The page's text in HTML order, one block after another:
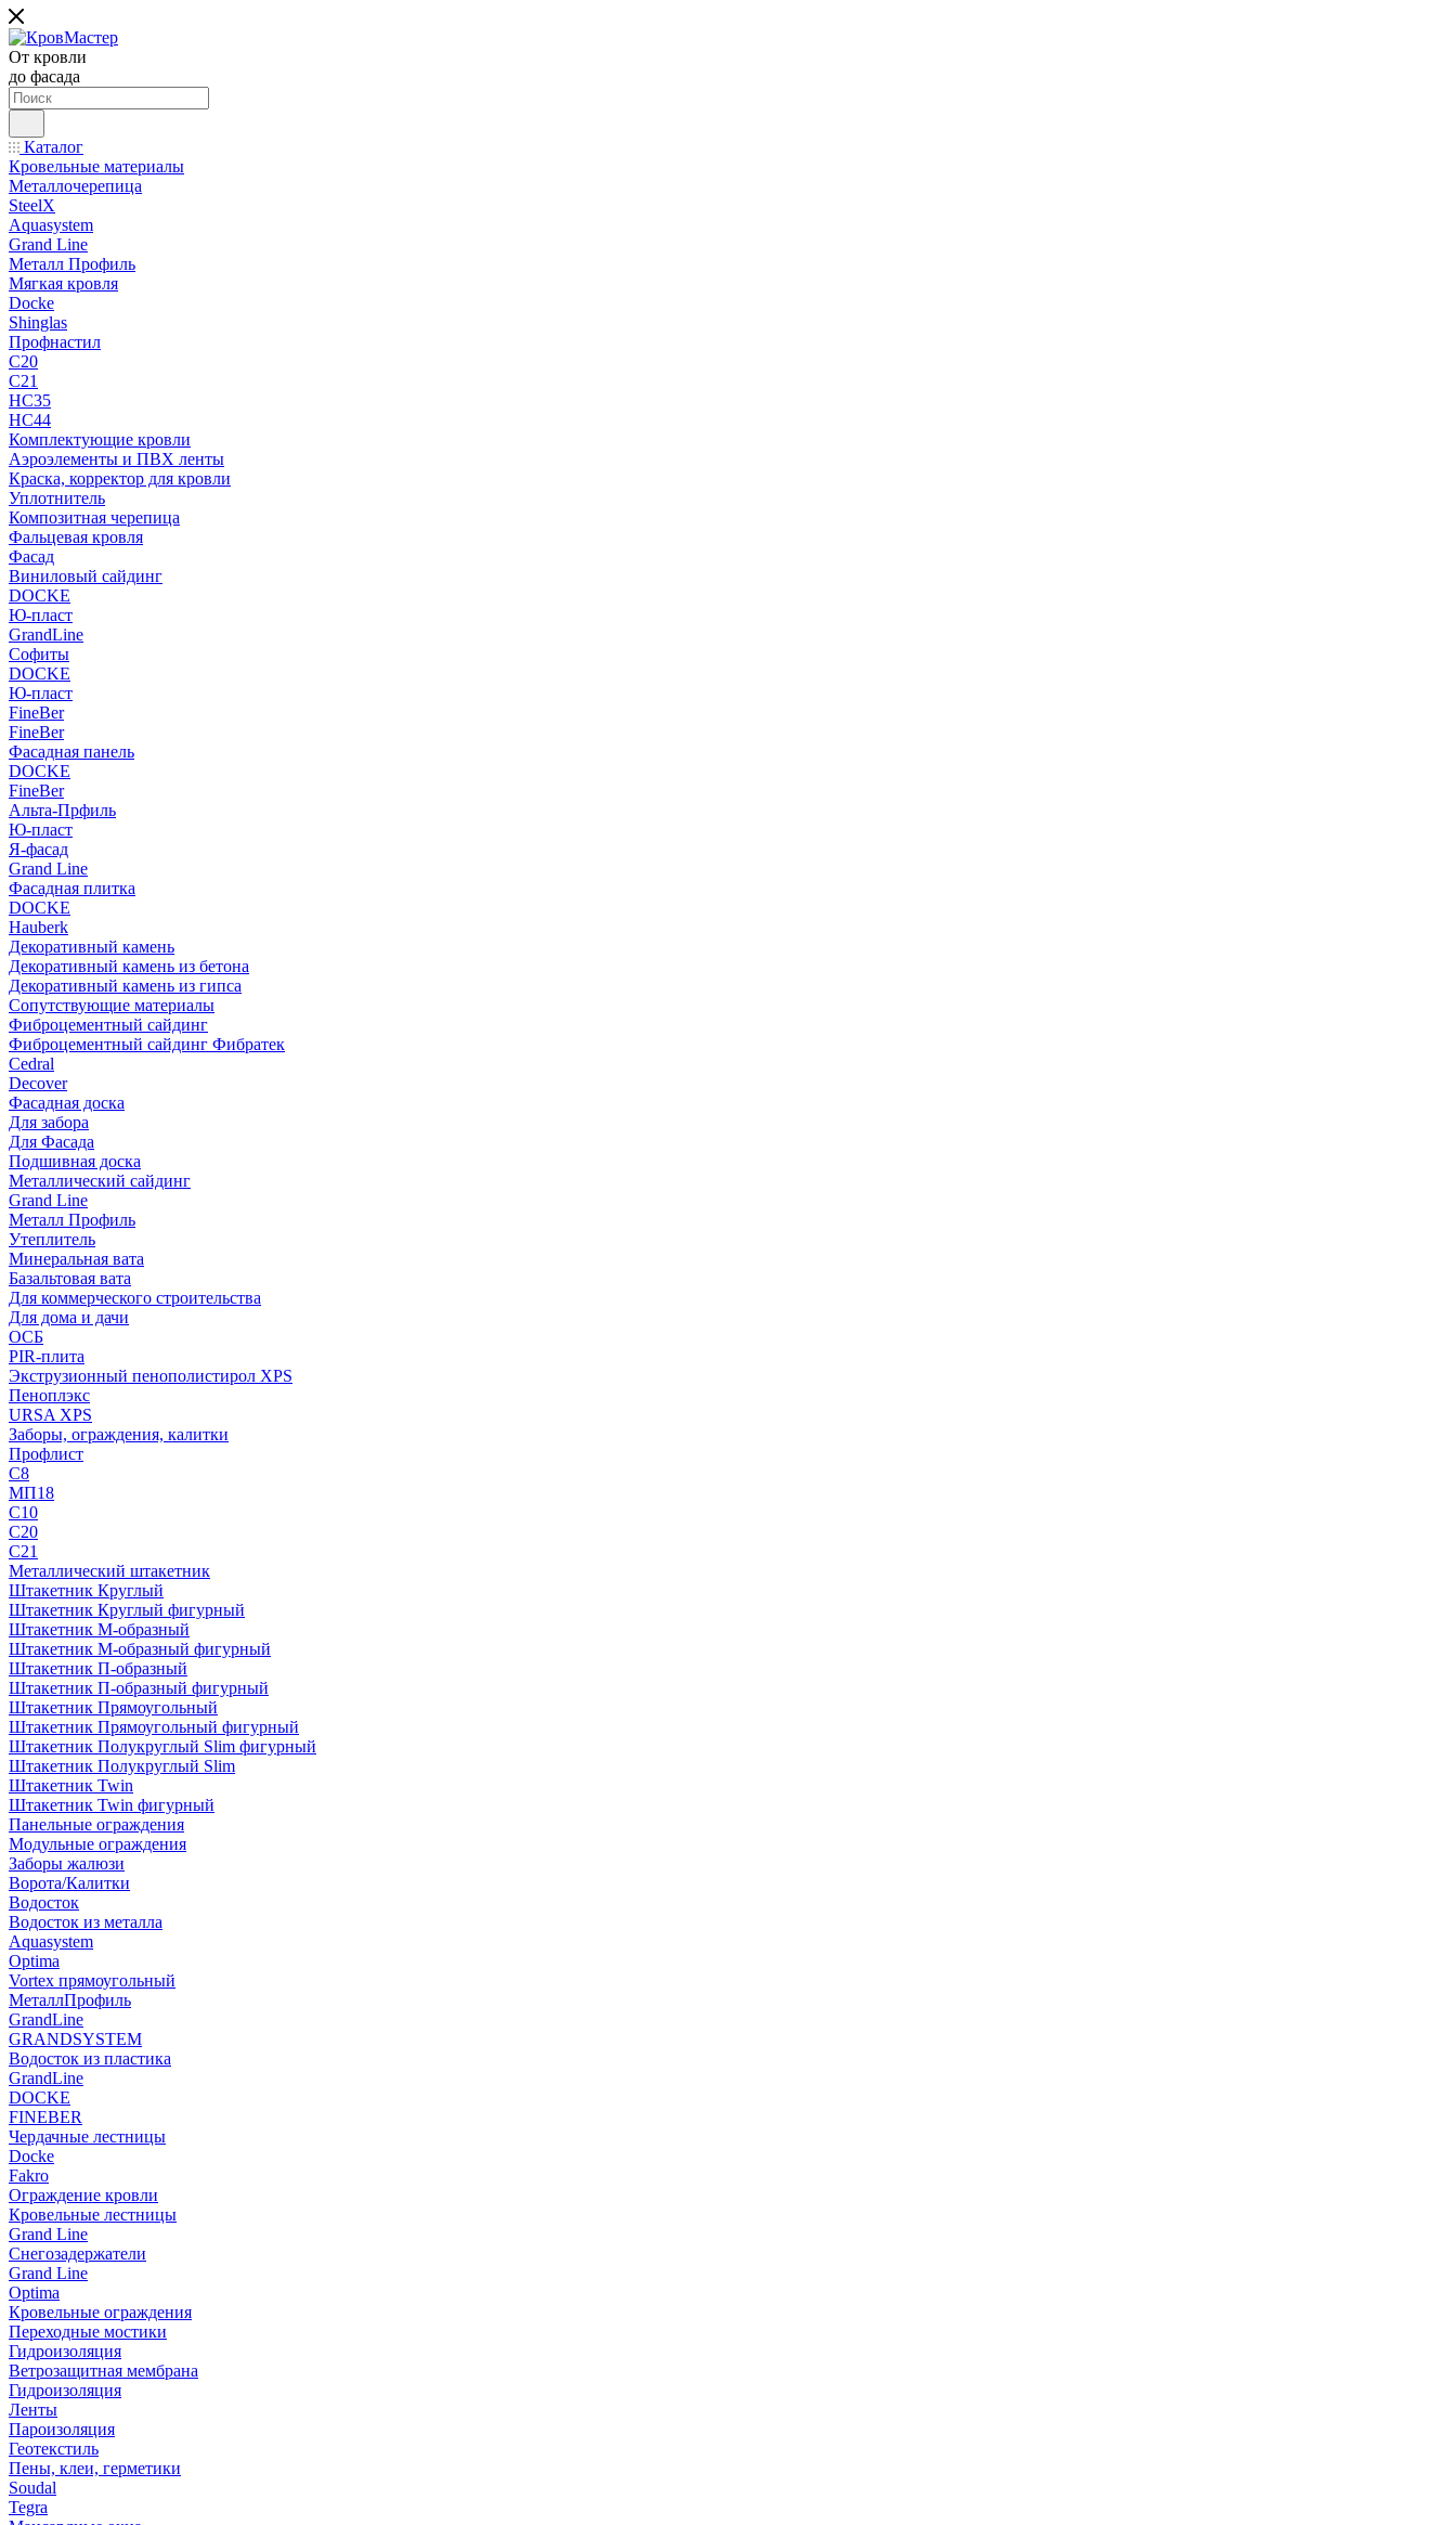
От кровли
до фасада
Каталог
Кровельные материалы
Металлочерепица
SteelX
Aquasystem
Grand Line
Металл Профиль
Мягкая кровля
Docke
Shinglas
Профнастил
C20
C21
НС35
НС44
Комплектующие кровли
Аэроэлементы и ПВХ ленты
Краска, корректор для кровли
Уплотнитель
Композитная черепица
Фальцевая кровля
Фасад
Виниловый сайдинг
DOCKE
Ю-пласт
GrandLine
Софиты
DOCKE
Ю-пласт
FineBer
FineBer
Фасадная панель
DOCKE
FineBer
Альта-Прфиль
Ю-пласт
Я-фасад
Grand Line
Фасадная плитка
DOCKE
Hauberk
Декоративный камень
Декоративный камень из бетона
Декоративный камень из гипса
Сопутствующие материалы
Фиброцементный сайдинг
Фиброцементный сайдинг Фибратек
Cedral
Decover
Фасадная доска
Для забора
Для Фасада
Подшивная доска
Металлический сайдинг
Grand Line
Металл Профиль
Утеплитель
Минеральная вата
Базальтовая вата
Для коммерческого строительства
Для дома и дачи
ОСБ
PIR-плита
Экструзионный пенополистирол XPS
Пеноплэкс
URSA XPS
Заборы, ограждения, калитки
Профлист
С8
МП18
С10
С20
С21
Металлический штакетник
Штакетник Круглый
Штакетник Круглый фигурный
Штакетник М-образный
Штакетник М-образный фигурный
Штакетник П-образный
Штакетник П-образный фигурный
Штакетник Прямоугольный
Штакетник Прямоугольный фигурный
Штакетник Полукруглый Slim фигурный
Штакетник Полукруглый Slim
Штакетник Twin
Штакетник Twin фигурный
Панельные ограждения
Модульные ограждения
Заборы жалюзи
Ворота/Калитки
Водосток
Водосток из металла
Aquasystem
Optima
Vortex прямоугольный
МеталлПрофиль
GrandLine
GRANDSYSTEM
Водосток из пластика
GrandLine
DOCKE
FINEBER
Чердачные лестницы
Docke
Fakro
Ограждение кровли
Кровельные лестницы
Grand Line
Снегозадержатели
Grand Line
Optima
Кровельные ограждения
Переходные мостики
Гидроизоляция
Ветрозащитная мембрана
Гидроизоляция
Ленты
Пароизоляция
Геотекстиль
Пены, клеи, герметики
Soudal
Tegra